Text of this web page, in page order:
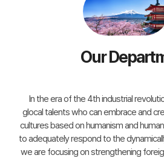
Our
In the era of the 4th industrial
glocal talents who can embrace and
cultures based on humanism and
to adequately respond to the
we are focusing on strengthening